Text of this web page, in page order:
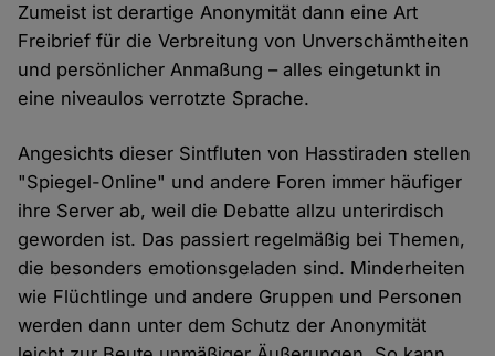
Zumeist ist derartige Anonymität dann eine Art
Freibrief für die Verbreitung von Unverschämtheiten
und persönlicher Anmaßung – alles eingetunkt in
eine niveaulos verrotzte Sprache.
Angesichts dieser Sintfluten von Hasstiraden stellen
"Spiegel-Online" und andere Foren immer häufiger
ihre Server ab, weil die Debatte allzu unterirdisch
geworden ist. Das passiert regelmäßig bei Themen,
die besonders emotionsgeladen sind. Minderheiten
wie Flüchtlinge und andere Gruppen und Personen
werden dann unter dem Schutz der Anonymität